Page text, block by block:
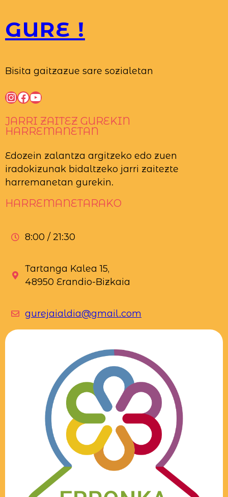
GURE !
Bisita gaitzazue sare sozialetan
InstagramFacebook YouTube
JARRI ZAITEZ GUREKIN
HARREMANETAN
Edozein zalantza argitzeko edo zuen
iradokizunak bidaltzeko jarri zaitezte
harremanetan gurekin.
HARREMANETARAKO
8:00 / 21:30
Tartanga Kalea 15,
48950 Erandio-Bizkaia
gurejaialdia@gmail.com